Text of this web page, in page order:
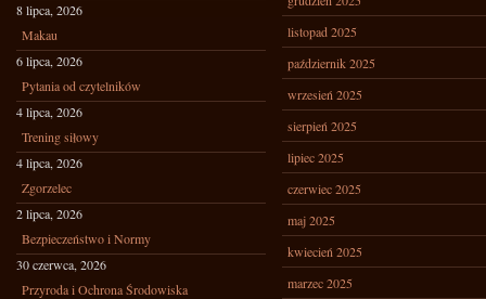
8 lipca, 2026
Makau
6 lipca, 2026
Pytania od czytelników
4 lipca, 2026
Trening siłowy
4 lipca, 2026
Zgorzelec
2 lipca, 2026
Bezpieczeństwo i Normy
30 czerwca, 2026
Przyroda i Ochrona Środowiska
listopad 2025
październik 2025
wrzesień 2025
sierpień 2025
lipiec 2025
czerwiec 2025
maj 2025
kwiecień 2025
marzec 2025